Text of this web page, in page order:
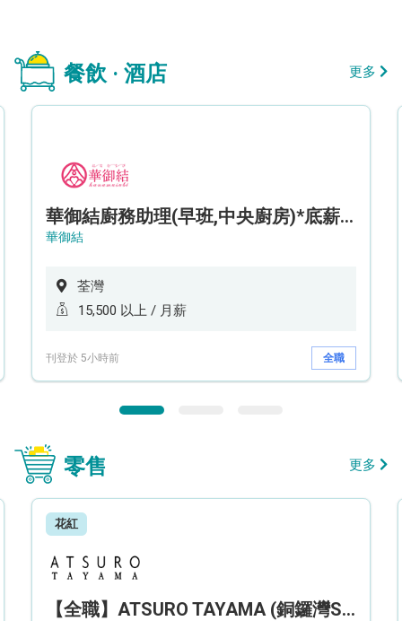
餐飲 · 酒店 更多
華御結廚務助理(早班,中央廚房)*底薪可達$15.5k* (5天工作週)
華御結
荃灣
15,500 以上 / 月薪
刊登於 5小時前 全職
零售 更多
花紅
【全職】ATSURO TAYAMA (銅鑼灣Sogo分店) 服裝銷售及造型顧問 Sales & Fashion Stylist【永久保證佣金+新人獎金$3,000】